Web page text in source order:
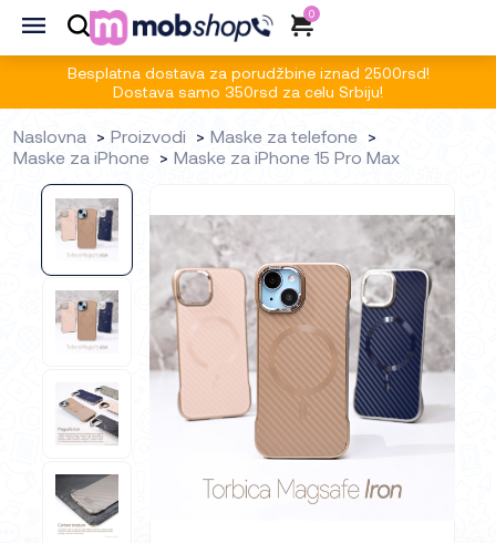
0
Besplatna dostava za porudžbine iznad 2500rsd!
Dostava samo 350rsd za celu Srbiju!
Naslovna Proizvodi
Maske za telefone
Maske za iPhone
Maske za iPhone 15 Pro Max